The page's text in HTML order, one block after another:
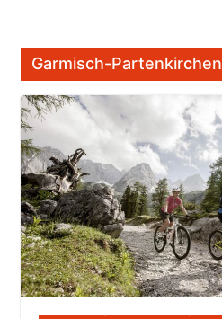
Garmisch-Partenkirchen